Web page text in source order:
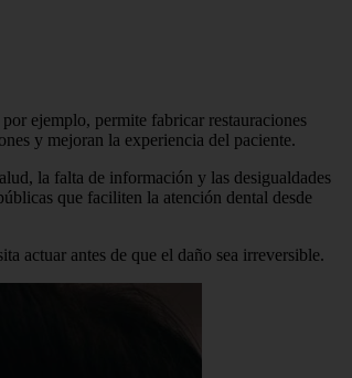
ejemplo, permite fabricar restauraciones
y mejoran la experiencia del paciente.
la falta de información y las desigualdades
que faciliten la atención dental desde
actuar antes de que el daño sea irreversible.